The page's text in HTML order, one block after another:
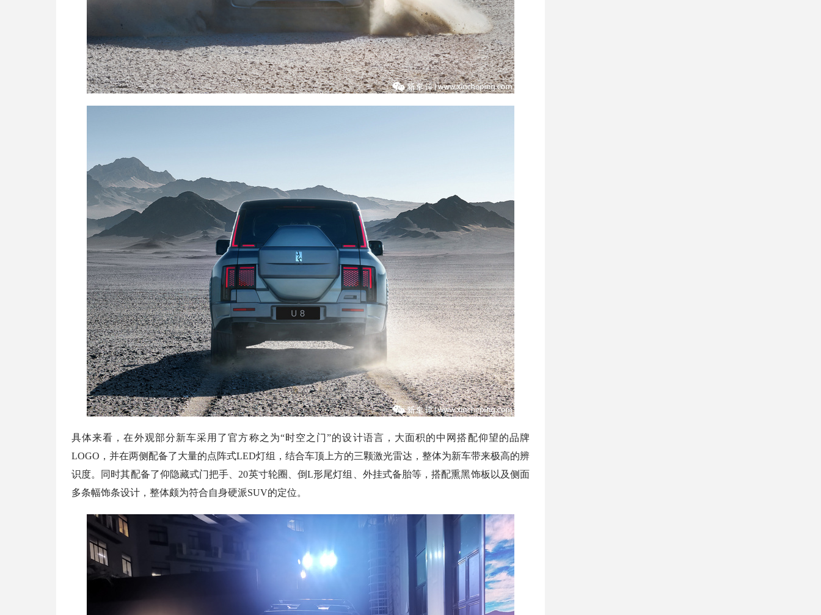
具体来看，在外观部分新车采用了官方称之为“时空之门”的设计语言，大面积的中网搭配仰望的品牌
LOGO，并在两侧配备了大量的点阵式LED灯组，结合车顶上方的三颗激光雷达，整体为新车带来极高的辨
识度。同时其配备了仰隐藏式门把手、20英寸轮圈、倒L形尾灯组、外挂式备胎等，搭配熏黑饰板以及侧面
多条幅饰条设计，整体颇为符合自身硬派SUV的定位。